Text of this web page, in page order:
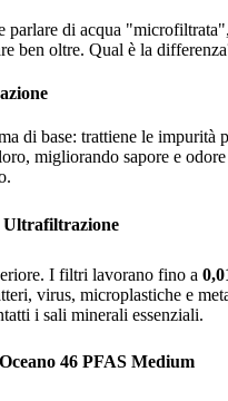
parlare di acqua
ben oltre. Qual è la
di base: trattiene le impurità
migliorando sapore e
Ultrafiltrazione
I filtri lavorano fino a
virus, microplastiche e
i sali minerali essenziali.
46 PFAS Medium